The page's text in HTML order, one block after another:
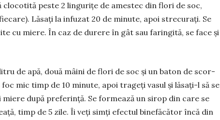
clocotită peste 2 lingurițe de amestec din flori de soc,
Lăsați la infuzat 20 de minute, apoi strecurați. Se
cu miere. În caz de durere în gât sau faringită, se face și
de apă, două mâini de flori de soc și un baton de scor­
mic timp de 10 minute, apoi trageți vasul și lăsați-l să se
mie­re după preferință. Se formează un sirop din care se
timp de 5 zile. Îi veți simți efec­tul binefăcător încă din